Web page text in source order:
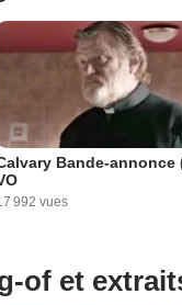
Bande-annonce
992 vues
of et